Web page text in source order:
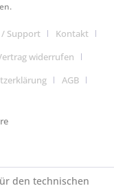
Support
Kontakt
widerrufen
AGB
den technischen